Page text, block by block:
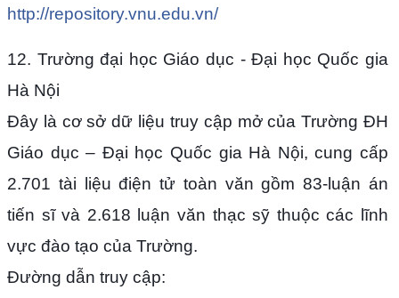
http://repository.vnu.edu.vn/
12. Trường đại học Giáo dục - Đại học Quốc gia
Hà Nội
Đây là cơ sở dữ liệu truy cập mở của Trường ĐH
Giáo dục – Đại học Quốc gia Hà Nội, cung cấp
2.701 tài liệu điện tử toàn văn gồm 83-luận án
tiến sĩ và 2.618 luận văn thạc sỹ thuộc các lĩnh
vực đào tạo của Trường.
Đường dẫn truy cập: